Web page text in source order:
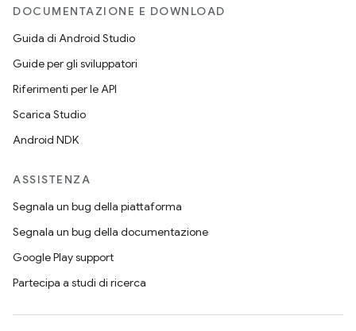
DOCUMENTAZIONE E DOWNLOAD
Guida di Android Studio
Guide per gli sviluppatori
Riferimenti per le API
Scarica Studio
Android NDK
ASSISTENZA
Segnala un bug della piattaforma
Segnala un bug della documentazione
Google Play support
Partecipa a studi di ricerca